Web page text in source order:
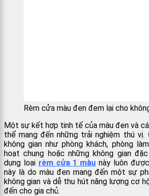
Rèm cửa màu đen đem lại cho
Một sự kết hợp tinh tế của màu đen và
thể mang đến những trải nghiệm thú
không gian như phòng khách, phòng
hoạt chung hoặc những không gian
dụng loại rèm cửa 1 màu này luôn
này là do màu đen mang đến một sự
không gian và dễ thu hút năng lượng cơ
đến cho gia chủ.